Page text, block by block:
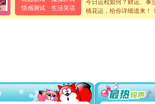
情感测试
生活笑话
泣，这痛楚让我明白我多
卖了。水晶之恋祝你新年
你太多，只有给你五千万
要平安！千万要知足！千
[圣诞节]不只这样的日子
今日运程如何？财运、事
桃花运，给你详细道来！